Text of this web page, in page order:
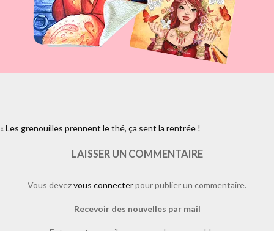
https://www.facebook.com/plugins/like.php?
illustrations.com%2F2011%2F08%2Fles-grenouilles-prennent-le-the-
«Les grenouilles prennent le thé, ça sent la rentrée !
LAISSER UN COMMENTAIRE
Vous devezvous connecterpour publier un commentaire.
Recevoir des nouvelles par mail